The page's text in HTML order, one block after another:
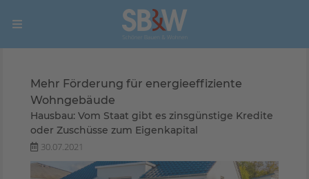
Mehr Förderung für energieeffiziente
Wohngebäude
Hausbau: Vom Staat gibt es zinsgünstige Kredite
oder Zuschüsse zum Eigenkapital
30.07.2021